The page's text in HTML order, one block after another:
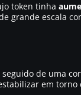
token tinha
grande escala
seguido de uma
em torno